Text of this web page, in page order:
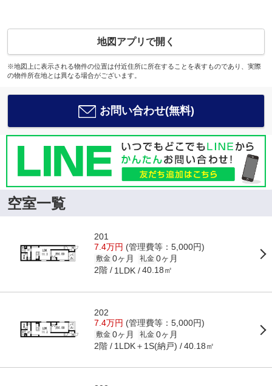
地図アプリで開く
※地図上に表示される物件の位置は付近住所に所在することを表すものであり、実際
の物件所在地とは異なる場合がございます。
お問い合わせ(無料)
空室一覧
201
7.4万円 (管理費等：5,000円)
敷金 0ヶ月 礼金 0ヶ月
2階 1LDK 40.18㎡
202
7.4万円 (管理費等：5,000円)
敷金 0ヶ月 礼金 0ヶ月
2階 1LDK＋1S(納戸) 40.18㎡